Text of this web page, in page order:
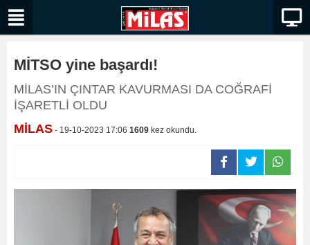
MİTSO yine başardı!
MİLAS’IN ÇINTAR KAVURMASI DA COĞRAFİ
İŞARETLİ OLDU
MİLAS - 19-10-2023 17:06 1609 kez okundu.